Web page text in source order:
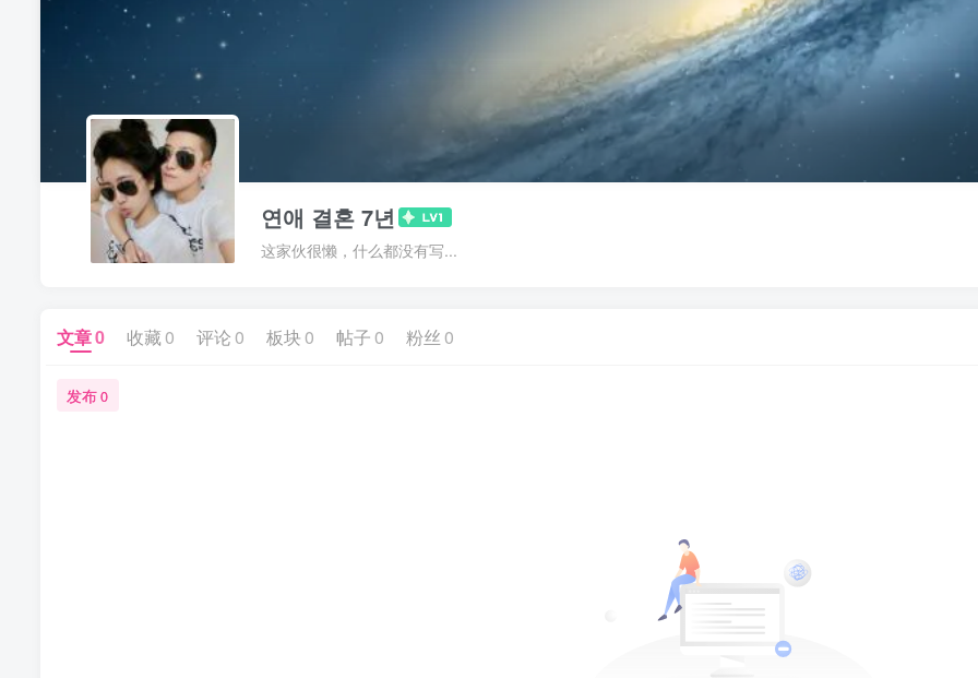
연애 결혼 7년
这家伙很懒，什么都没有写...
文章0 收藏 0 评论 0 板块 0 帖子 0 粉丝 0
发布0